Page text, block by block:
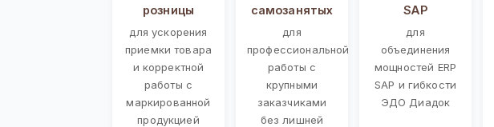
розницы
для ускорения
приемки товара
и корректной
работы с
маркированной
продукцией
самозанятых
для
профессиональной
работы с
крупными
заказчиками
без лишней
SAP
для
объединения
мощностей ERP
SAP и гибкости
ЭДО Диадок